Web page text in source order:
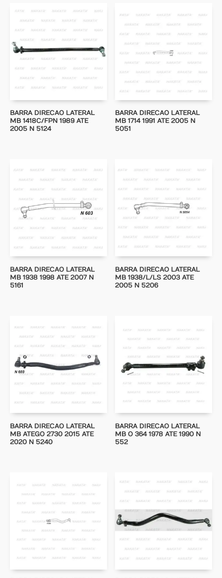
BARRA DIRECAO LATERAL
MB 1418C/FPN 1989 ATE
2005 N 5124
BARRA DIRECAO LATERAL
MB 1714 1991 ATE 2005 N
5051
BARRA DIRECAO LATERAL
MB 1938 1998 ATE 2007 N
5161
BARRA DIRECAO LATERAL
MB 1938/L/LS 2003 ATE
2005 N 5206
BARRA DIRECAO LATERAL
MB ATEGO 2730 2015 ATE
2020 N 5240
BARRA DIRECAO LATERAL
MB O 364 1978 ATE 1990 N
552